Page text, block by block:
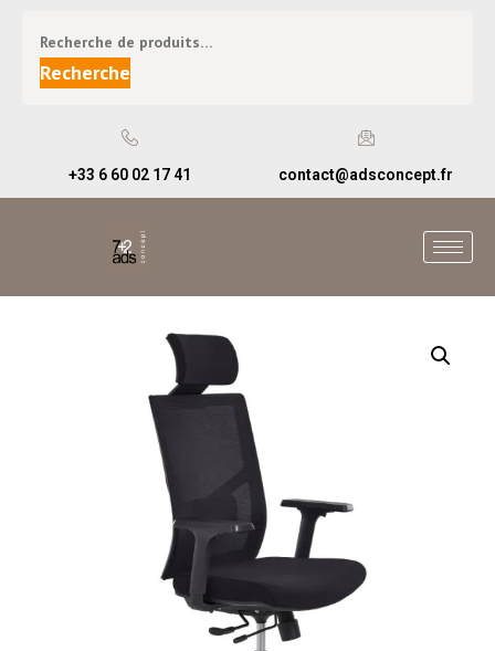
Recherche
+33 6 60 02 17 41 contact@adsconcept.fr